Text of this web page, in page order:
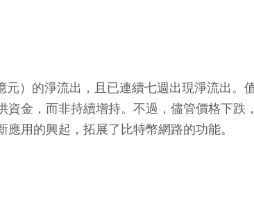
）的淨流出，且已連續七週出現淨流出。
金，而非持續增持。不過，儘管價格下跌
用的興起，拓展了比特幣網路的功能。